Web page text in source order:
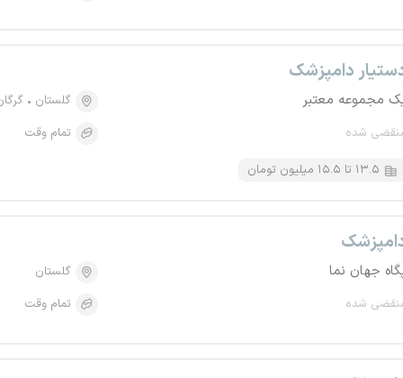
دامپزشک
مجموعه معتبر
شده
گلستان
تمام وقت
۱۳.۵ تا ۱۵.۵ میلیون تومان
جهان نما
شده
گلستان
تمام وقت